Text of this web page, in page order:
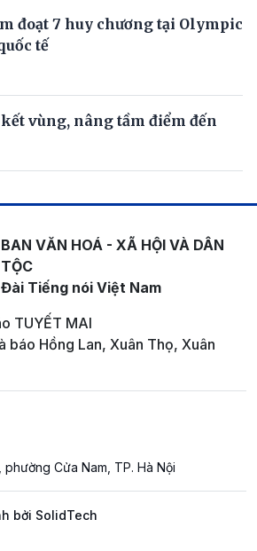
đoạt 7 huy chương tại Olympic
tế
vùng, nâng tầm điểm đến
BAN VĂN HOÁ - XÃ HỘI VÀ DÂN
TỘC
Đài Tiếng nói Việt Nam
TUYẾT MAI
báo Hồng Lan, Xuân Thọ, Xuân
Cửa Nam, TP. Hà Nội
bởi SolidTech